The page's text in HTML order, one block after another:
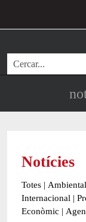
Cerca
Notícies
Totes | Ambiental
Internacional |
Econòmic |